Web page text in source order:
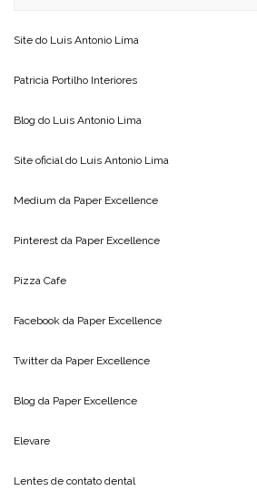
Site do Luis Antonio Lima
Patricia Portilho Interiores
Blog do Luis Antonio Lima
Site oficial do Luis Antonio Lima
Medium da Paper Excellence
Pinterest da Paper Excellence
Pizza Cafe
Facebook da Paper Excellence
Twitter da Paper Excellence
Blog da Paper Excellence
Elevare
Lentes de contato dental